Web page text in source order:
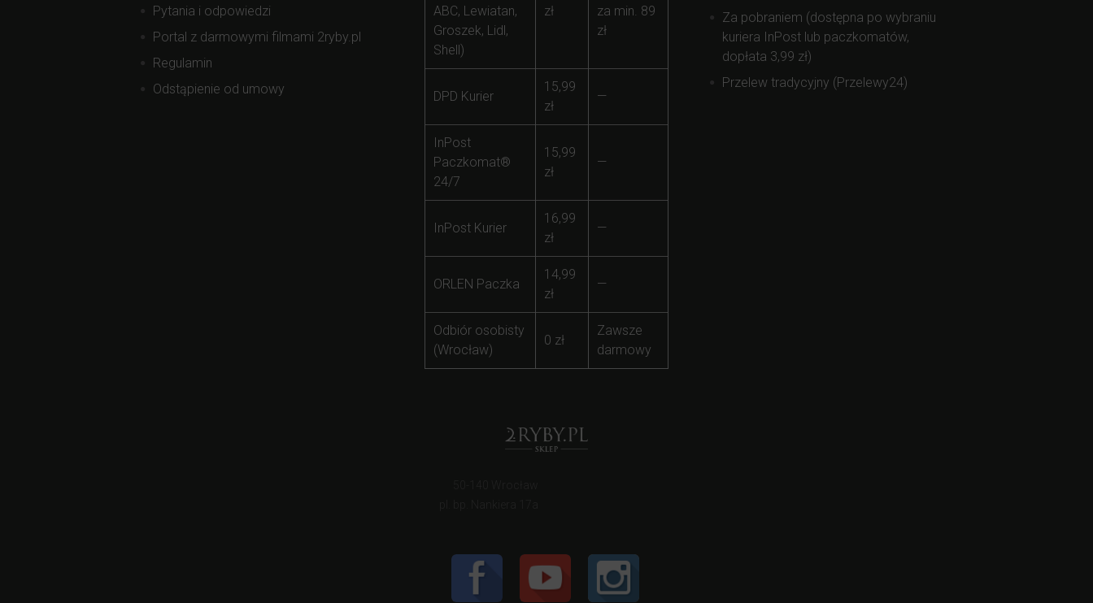
Pytania i odpowiedzi
Portal z darmowymi filmami 2ryby.pl
Regulamin
Odstąpienie od umowy
ABC, Lewiatan,
Groszek, Lidl,
Shell)
zł
za min. 89
zł
DPD Kurier
15,99
zł
—
InPost
Paczkomat®
24/7
15,99
zł
—
InPost Kurier
16,99
zł
—
ORLEN Paczka
14,99
zł
—
Odbiór osobisty
(Wrocław)
0 zł
Zawsze
darmowy
Za pobraniem (dostępna po wybraniu
kuriera InPost lub paczkomatów,
dopłata 3,99 zł)
Przelew tradycyjny (Przelewy24)